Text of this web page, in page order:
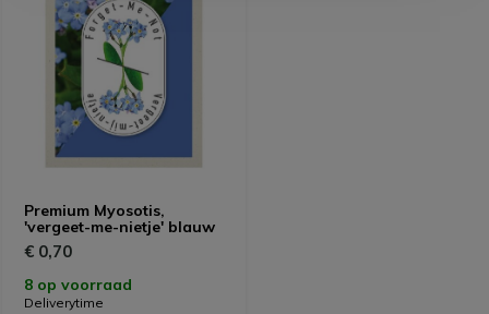
Premium Myosotis,
'vergeet-me-nietje' blauw
€ 0,70
8 op voorraad
Deliverytime